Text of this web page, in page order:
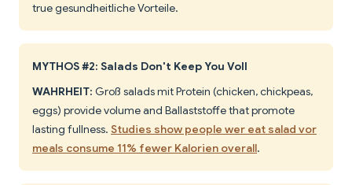
true gesundheitliche Vorteile.
MYTHOS #2: Salads Don't Keep You Voll
WAHRHEIT: Groß salads mit Protein (chicken, chickpeas,
eggs) provide volume and Ballaststoffe that promote
lasting fullness. Studies show people wer eat salad vor
meals consume 11% fewer Kalorien overall.